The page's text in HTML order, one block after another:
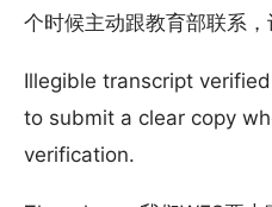
个时候主动跟教育部联系，
Illegible transcript
to submit a clear copy
verification.